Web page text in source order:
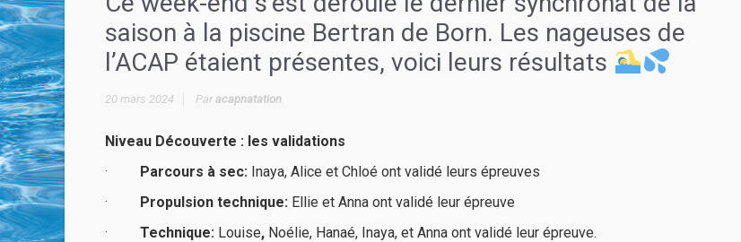
saison à la piscine Bertran de Born. Les nageuses de
l’ACAP étaient présentes, voici leurs résultats
20 mars 2024 Paracapnatation
Niveau Découverte : les validations
· Parcours à sec: Inaya, Alice et Chloé ont validé leurs épreuves
· Propulsion technique: Ellie et Anna ont validé leur épreuve
· Technique: Louise, Noélie, Hanaé, Inaya, et Anna ont validé leur épreuve.